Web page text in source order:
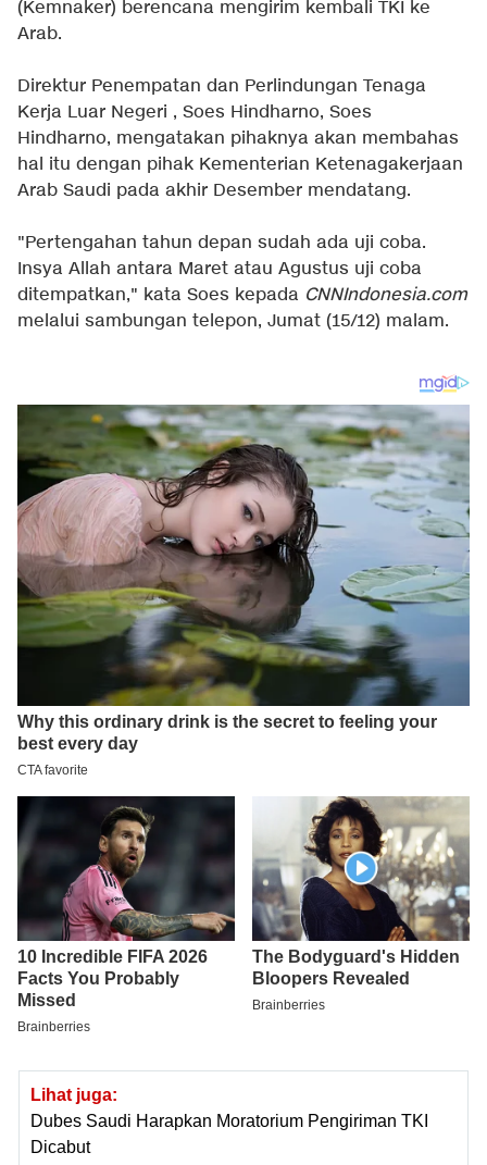
(Kemnaker) berencana mengirim kembali TKI ke
Arab.
Direktur Penempatan dan Perlindungan Tenaga
Kerja Luar Negeri , Soes Hindharno, Soes
Hindharno, mengatakan pihaknya akan membahas
hal itu dengan pihak Kementerian Ketenagakerjaan
Arab Saudi pada akhir Desember mendatang.
"Pertengahan tahun depan sudah ada uji coba.
Insya Allah antara Maret atau Agustus uji coba
ditempatkan," kata Soes kepada CNNIndonesia.com
melalui sambungan telepon, Jumat (15/12) malam.
Lihat juga:
Dubes Saudi Harapkan Moratorium Pengiriman TKI
Dicabut